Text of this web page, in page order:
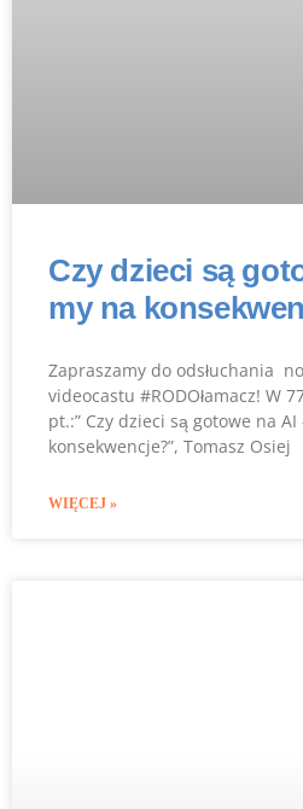
Czy dzieci są
my na
Zapraszamy do odsłuchania
videocastu #RODOłamacz! W
pt.:” Czy dzieci są gotowe na AI
konsekwencje?”, Tomasz Osiej
WIĘCEJ »